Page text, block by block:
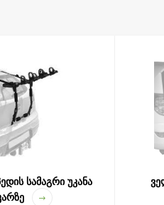
ველოსიპედის სამაგრის
საერთაშორისო DIN და
თუნდაც
როგორებიცაა:
ველოსიპედის სამაგრი
სამაგრი უკანა